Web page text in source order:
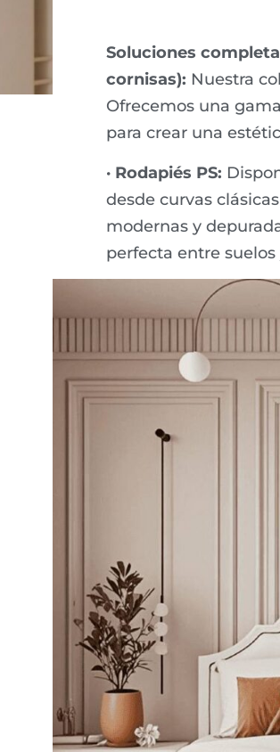
Soluciones
cornisas): Nuestra
Ofrecemos una
para crear una
· Rodapiés PS:
desde curvas
modernas y
perfecta entre suelos